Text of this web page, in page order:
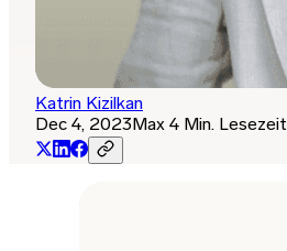
Katrin Kizilkan
Dec 4, 2023Max 4 Min. Lesezeit